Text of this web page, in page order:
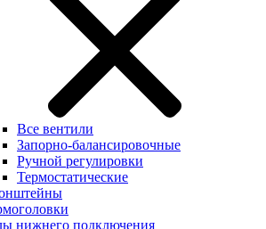
Все вентили
Запорно-балансировочные
Ручной регулировки
Термостатические
нижнего подключения